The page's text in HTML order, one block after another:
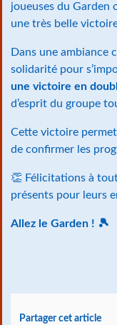
joueuses du Garden
une très belle
Dans une ambiance
solidarité pour
une victoire en
d’esprit du groupe
Cette victoire
de confirmer les
👏 Félicitations à
présents pour leurs
Allez le Garden ! 🎾
Partager cet article